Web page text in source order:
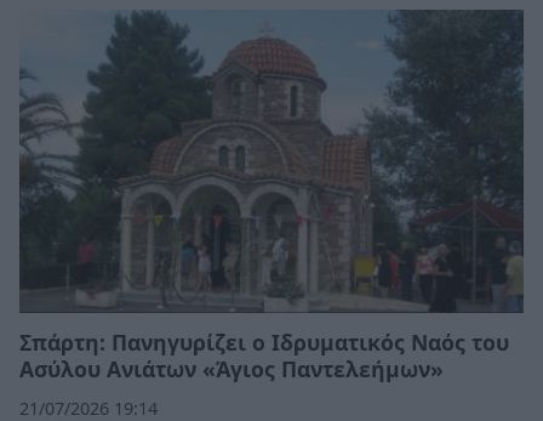
Σπάρτη: Πανηγυρίζει ο Ιδρυματικός Ναός του
Ασύλου Ανιάτων «Άγιος Παντελεήμων»
21/07/2026 19:14